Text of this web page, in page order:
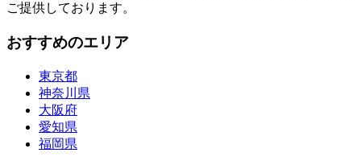
ご提供しております。
おすすめのエリア
東京都
神奈川県
大阪府
愛知県
福岡県